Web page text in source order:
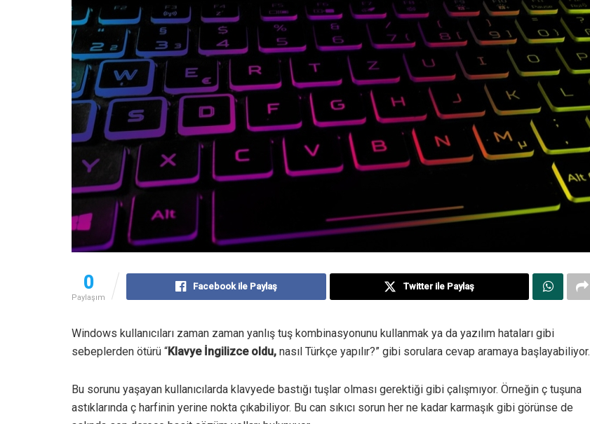
0
Paylaşım
Facebook ile Paylaş Twitter ile Paylaş
Windows kullanıcıları zaman zaman yanlış tuş kombinasyonunu kullanmak ya da yazılım hataları gibi
sebeplerden ötürü “Klavye İngilizce oldu, nasıl Türkçe yapılır?” gibi sorulara cevap aramaya başlayabiliyor.
Bu sorunu yaşayan kullanıcılarda klavyede bastığı tuşlar olması gerektiği gibi çalışmıyor. Örneğin ç tuşuna
astıklarında ç harfinin yerine nokta çıkabiliyor. Bu can sıkıcı sorun her ne kadar karmaşık gibi görünse de